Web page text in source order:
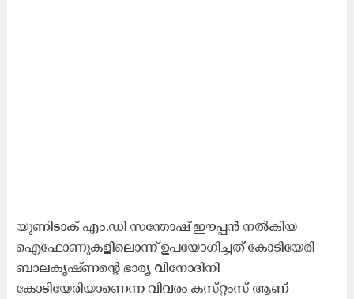
യുണിടാക്​ എം.ഡി സന്തോഷ്​ ഈപ്പൻ നൽകിയ
ഐഫോണുകളിലൊന്ന്​ ഉപയോഗിച്ചത്​ ​കോടിയേരി
ബാലകൃഷ്​ണന്‍റെ ഭാര്യ വിനോദിനി
കോടിയേരിയാണെന്ന വിവരം​ കസ്​റ്റംസ് ആണ്